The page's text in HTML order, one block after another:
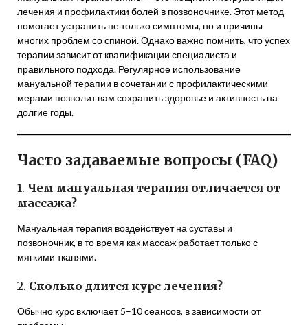
лечения и профилактики болей в позвоночнике. Этот метод
помогает устранить не только симптомы, но и причины
многих проблем со спиной. Однако важно помнить, что успех
терапии зависит от квалификации специалиста и
правильного подхода. Регулярное использование
мануальной терапии в сочетании с профилактическими
мерами позволит вам сохранить здоровье и активность на
долгие годы.
Часто задаваемые вопросы (FAQ)
1. Чем мануальная терапия отличается от
массажа?
Мануальная терапия воздействует на суставы и
позвоночник, в то время как массаж работает только с
мягкими тканями.
2. Сколько длится курс лечения?
Обычно курс включает 5–10 сеансов, в зависимости от